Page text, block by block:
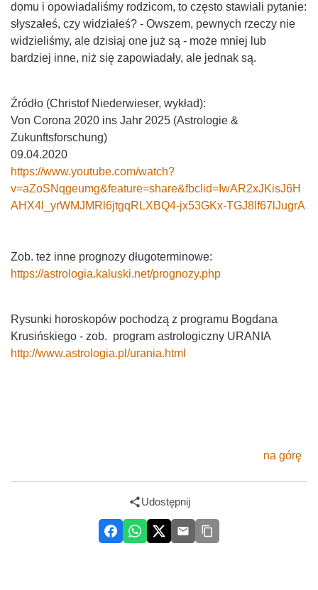
domu i opowiadaliśmy rodzicom, to często stawiali pytanie:
słyszałeś, czy widziałeś? - Owszem, pewnych rzeczy nie
widzieliśmy, ale dzisiaj one już są - może mniej lub
bardziej inne, niż się zapowiadały, ale jednak są.
Źródło (Christof Niederwieser, wykład):
Von Corona 2020 ins Jahr 2025 (Astrologie &
Zukunftsforschung)
09.04.2020
https://www.youtube.com/watch?
v=aZoSNqgeumg&feature=share&fbclid=IwAR2xJKisJ6H
AHX4l_yrWMJMRl6jtgqRLXBQ4-jx53GKx-TGJ8lf67lJugrA
Zob. też inne prognozy długoterminowe:
https://astrologia.kaluski.net/prognozy.php
Rysunki horoskopów pochodzą z programu Bogdana
Krusińskiego - zob. program astrologiczny URANIA
http://www.astrologia.pl/urania.html
na górę
Udostępnij